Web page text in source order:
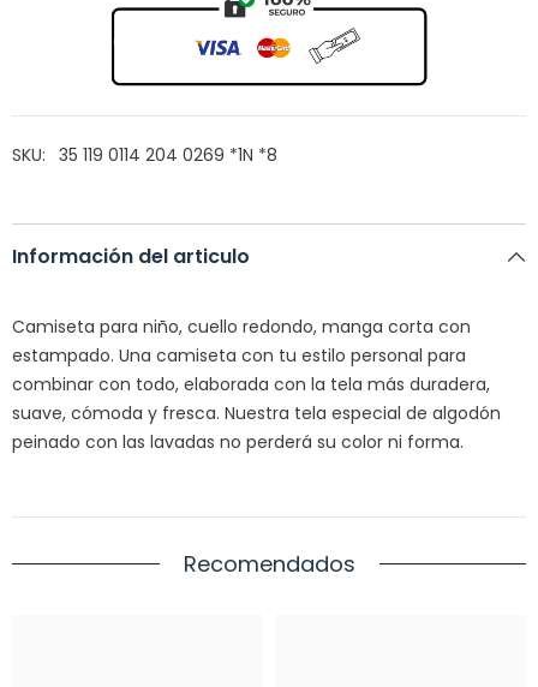
producto
SKU: 35 119 0114 204 0269 *1N *8
Información del articulo
Camiseta para niño, cuello redondo, manga corta con
estampado. Una camiseta con tu estilo personal para
combinar con todo, elaborada con la tela más duradera,
suave, cómoda y fresca. Nuestra tela especial de algodón
peinado con las lavadas no perderá su color ni forma.
Recomendados